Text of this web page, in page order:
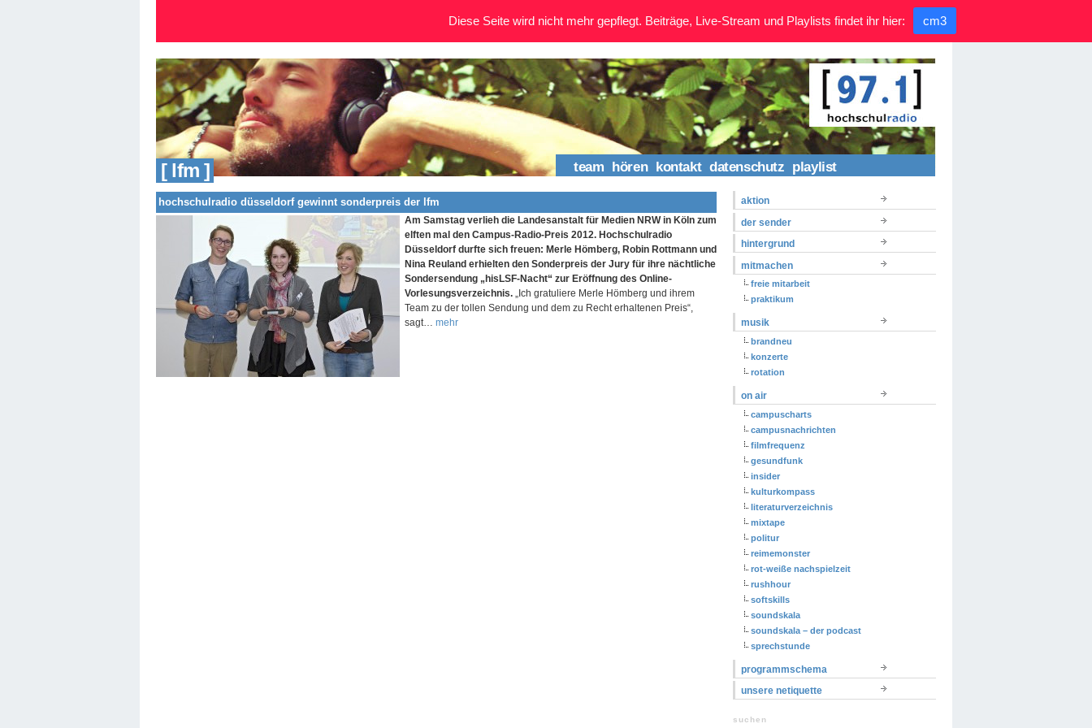
[ lfm ] team hören kontakt datenschutz playlist
hochschulradio düsseldorf gewinnt sonderpreis der lfm
Am Samstag verlieh die Landesanstalt für Medien NRW in Köln zum
elften mal den Campus-Radio-Preis 2012. Hochschulradio
Düsseldorf durfte sich freuen: Merle Hömberg, Robin Rottmann und
Nina Reuland erhielten den Sonderpreis der Jury für ihre nächtliche
Sondersendung „hisLSF-Nacht“ zur Eröffnung des Online-
Vorlesungsverzeichnis. „Ich gratuliere Merle Hömberg und ihrem
Team zu der tollen Sendung und dem zu Recht erhaltenen Preis“,
sagt… mehr
aktion
der sender
hintergrund
mitmachen
freie mitarbeit
praktikum
musik
brandneu
konzerte
rotation
on air
campuscharts
campusnachrichten
filmfrequenz
gesundfunk
insider
kulturkompass
literaturverzeichnis
mixtape
politur
reimemonster
rot-weiße nachspielzeit
rushhour
softskills
soundskala
soundskala – der podcast
sprechstunde
programmschema
unsere netiquette
suchen
Diese Seite wird nicht mehr gepflegt. Beiträge, Live-Stream und Playlists findet ihr hier: cm3